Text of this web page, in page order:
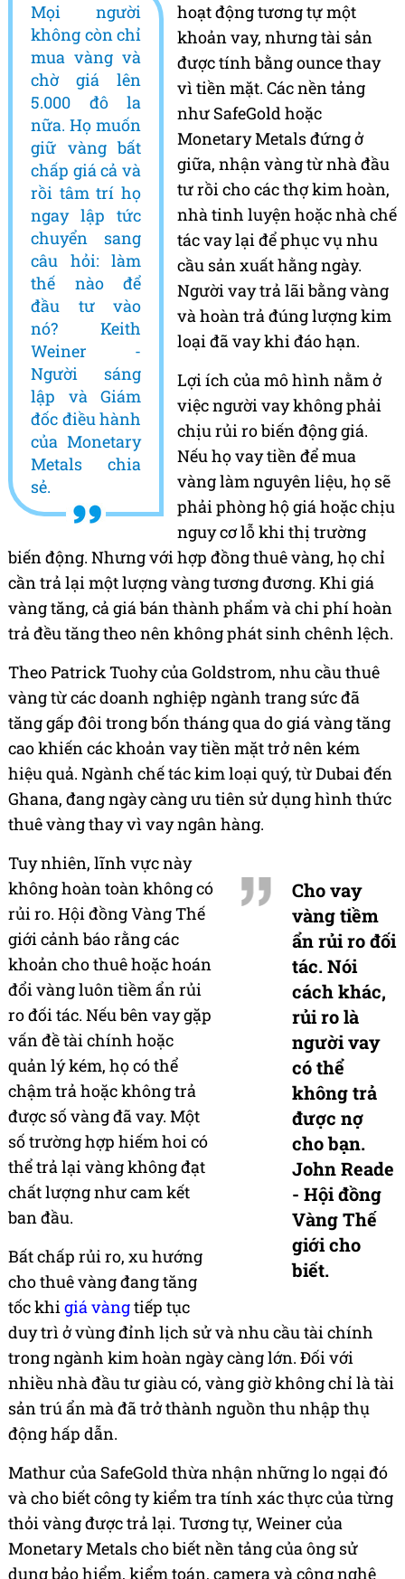
Mọi người
không còn chỉ
mua vàng và
chờ giá lên
5.000 đô la
nữa. Họ muốn
giữ vàng bất
chấp giá cả và
rồi tâm trí họ
ngay lập tức
chuyển sang
câu hỏi: làm
thế nào để
đầu tư vào
nó? Keith
Weiner -
Người sáng
lập và Giám
đốc điều hành
của Monetary
Metals chia
sẻ.
hoạt động tương tự một
khoản vay, nhưng tài sản
được tính bằng ounce thay
vì tiền mặt. Các nền tảng
như SafeGold hoặc
Monetary Metals đứng ở
giữa, nhận vàng từ nhà đầu
tư rồi cho các thợ kim hoàn,
nhà tinh luyện hoặc nhà chế
tác vay lại để phục vụ nhu
cầu sản xuất hằng ngày.
Người vay trả lãi bằng vàng
và hoàn trả đúng lượng kim
loại đã vay khi đáo hạn.
Lợi ích của mô hình nằm ở
việc người vay không phải
chịu rủi ro biến động giá.
Nếu họ vay tiền để mua
vàng làm nguyên liệu, họ sẽ
phải phòng hộ giá hoặc chịu
nguy cơ lỗ khi thị trường
biến động. Nhưng với hợp đồng thuê vàng, họ chỉ
cần trả lại một lượng vàng tương đương. Khi giá
vàng tăng, cả giá bán thành phẩm và chi phí hoàn
trả đều tăng theo nên không phát sinh chênh lệch.
Theo Patrick Tuohy của Goldstrom, nhu cầu thuê
vàng từ các doanh nghiệp ngành trang sức đã
tăng gấp đôi trong bốn tháng qua do giá vàng tăng
cao khiến các khoản vay tiền mặt trở nên kém
hiệu quả. Ngành chế tác kim loại quý, từ Dubai đến
Ghana, đang ngày càng ưu tiên sử dụng hình thức
thuê vàng thay vì vay ngân hàng.
Cho vay
vàng tiềm
ẩn rủi ro đối
tác. Nói
cách khác,
rủi ro là
người vay
có thể
không trả
được nợ
cho bạn.
John Reade
- Hội đồng
Vàng Thế
giới cho
biết.
Tuy nhiên, lĩnh vực này
không hoàn toàn không có
rủi ro. Hội đồng Vàng Thế
giới cảnh báo rằng các
khoản cho thuê hoặc hoán
đổi vàng luôn tiềm ẩn rủi
ro đối tác. Nếu bên vay gặp
vấn đề tài chính hoặc
quản lý kém, họ có thể
chậm trả hoặc không trả
được số vàng đã vay. Một
số trường hợp hiếm hoi có
thể trả lại vàng không đạt
chất lượng như cam kết
ban đầu.
Bất chấp rủi ro, xu hướng
cho thuê vàng đang tăng
tốc khigiá vàngtiếp tục
duy trì ở vùng đỉnh lịch sử và nhu cầu tài chính
trong ngành kim hoàn ngày càng lớn. Đối với
nhiều nhà đầu tư giàu có, vàng giờ không chỉ là tài
sản trú ẩn mà đã trở thành nguồn thu nhập thụ
động hấp dẫn.
Mathur của SafeGold thừa nhận những lo ngại đó
và cho biết công ty kiểm tra tính xác thực của từng
thỏi vàng được trả lại. Tương tự, Weiner của
Monetary Metals cho biết nền tảng của ông sử
dụng bảo hiểm, kiểm toán, camera và công nghệ